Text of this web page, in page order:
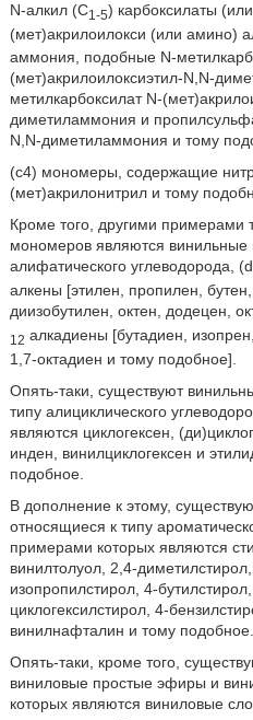
N-алкил (C1-5) карбоксилаты
(мет)акрилоилокси (или амино)
аммония, подобные N-
(мет)акрилоилоксиэтил-N,N-
метилкарбоксилат N-
диметиламмония и
N,N-диметиламмония и тому
(с4) мономеры, содержащие
(мет)акрилонитрил и тому
Кроме того, другими примерами
мономеров являются
алифатического углеводорода,
алкены [этилен, пропилен, бутен,
диизобутилен, октен, додецен,
12 алкадиены [бутадиен,
1,7-октадиен и тому подобное].
Опять-таки, существуют
типу алициклического
являются циклогексен,
инден, винилциклогексен и
подобное.
В дополнение к этому,
относящиеся к типу
примерами которых являются
винилтолуол, 2,4-
изопропилстирол, 4-
циклогексилстирол, 4-
винилнафталин и тому подобное.
Опять-таки, кроме того,
виниловые простые эфиры и
которых являются виниловые